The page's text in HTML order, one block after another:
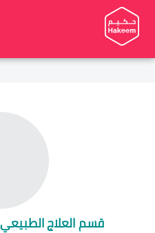
قسم العلاج الطبيعي